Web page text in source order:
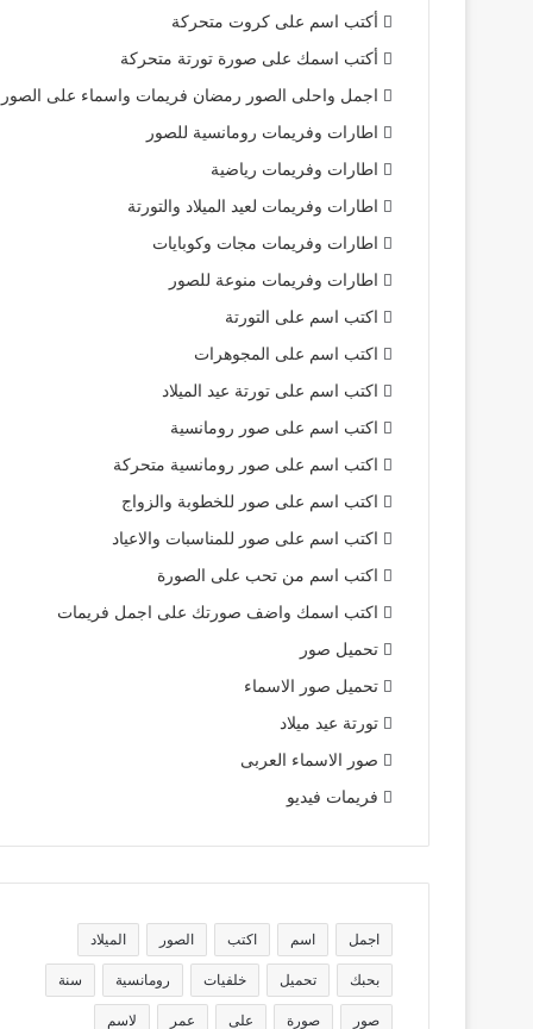
أكتب اسم على كروت متحركة
أكتب اسمك على صورة تورتة متحركة
اجمل واحلى الصور رمضان فريمات واسماء على الصور
اطارات وفريمات رومانسية للصور
اطارات وفريمات رياضية
اطارات وفريمات لعيد الميلاد والتورتة
اطارات وفريمات مجات وكوبايات
اطارات وفريمات منوعة للصور
اكتب اسم على التورتة
اكتب اسم على المجوهرات
اكتب اسم على تورتة عيد الميلاد
اكتب اسم على صور رومانسية
اكتب اسم على صور رومانسية متحركة
اكتب اسم على صور للخطوبة والزواج
اكتب اسم على صور للمناسبات والاعياد
اكتب اسم من تحب على الصورة
اكتب اسمك واضف صورتك على اجمل فريمات
تحميل صور
تحميل صور الاسماء
تورتة عيد ميلاد
صور الاسماء العربى
فريمات فيديو
اجمل اسم اكتب الصور الميلاد
بحبك تحميل خلفيات رومانسية سنة
صور صورة على عمر لاسم